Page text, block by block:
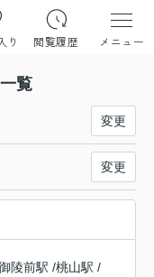
り 閲覧履歴 メニュー
覧
変更
変更
陵前駅 /桃山駅 /